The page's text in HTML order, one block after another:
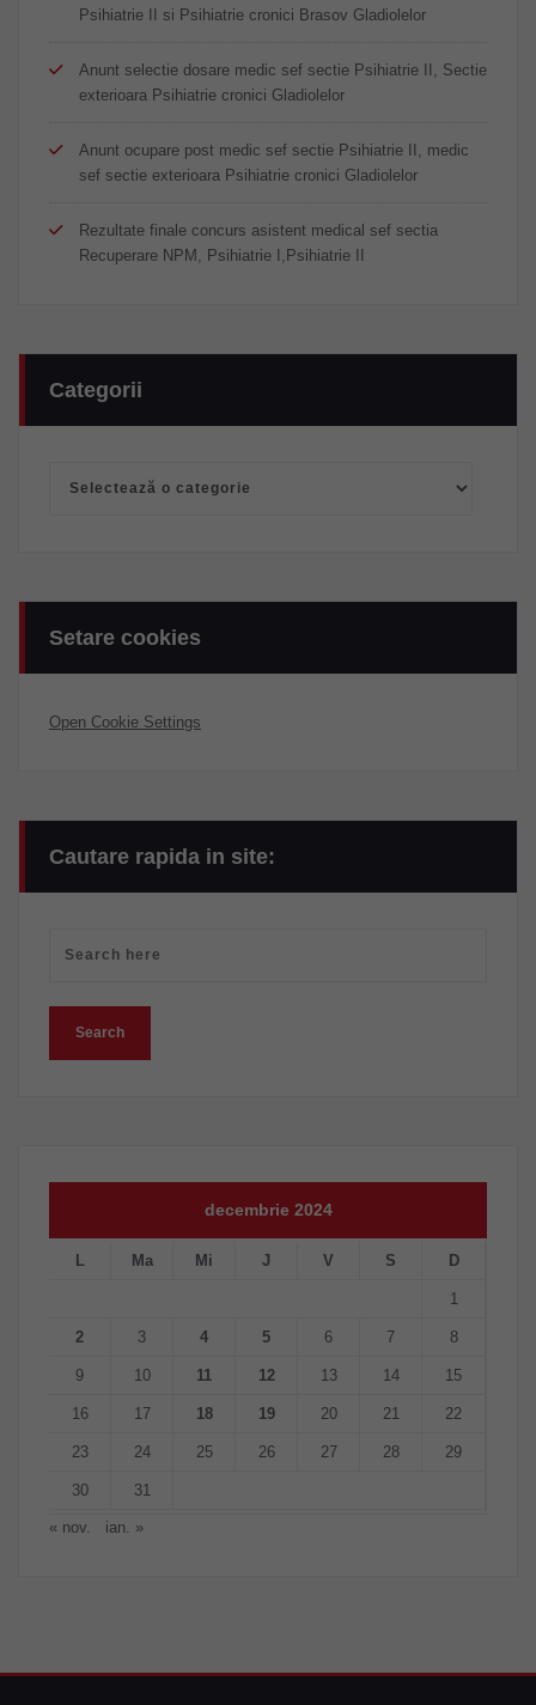
Psihiatrie II si Psihiatrie cronici Brasov Gladiolelor
Anunt selectie dosare medic sef sectie Psihiatrie II, Sectie
exterioara Psihiatrie cronici Gladiolelor
Anunt ocupare post medic sef sectie Psihiatrie II, medic
sef sectie exterioara Psihiatrie cronici Gladiolelor
Rezultate finale concurs asistent medical sef sectia
Recuperare NPM, Psihiatrie I,Psihiatrie II
Categorii
Setare cookies
Open Cookie Settings
Cautare rapida in site:
decembrie 2024
L Ma Mi J V S D
1
2 3 4 5 6 7 8
9 10 11 12 13 14 15
16 17 18 19 20 21 22
23 24 25 26 27 28 29
30 31
« nov. ian. »